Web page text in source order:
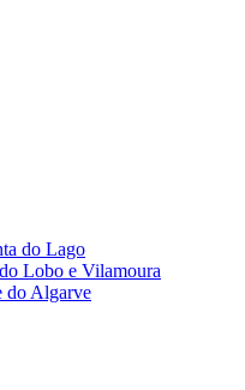
do Lago
Lobo e Vilamoura
do Algarve